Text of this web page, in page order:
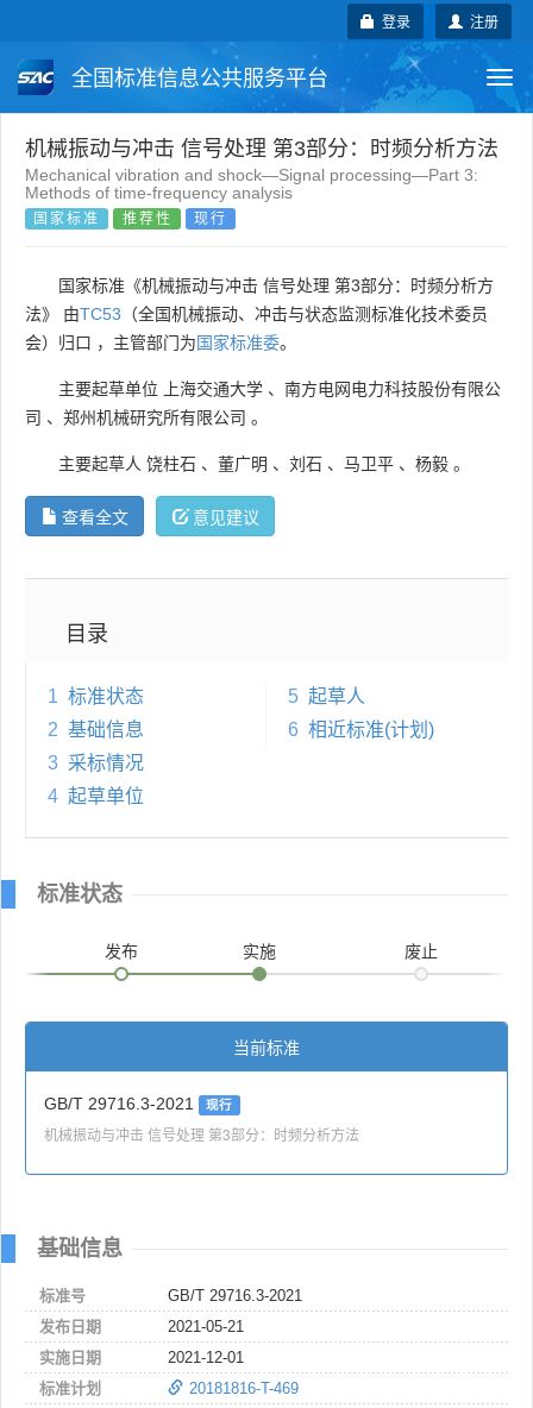
注册
登录
全国标准信息公共服务平台
国家标准 行业标准 地方标准
团体标准 企业标准
机械振动与冲击 信号处理 第3部分：时频分析方法
Mechanical vibration and shock—Signal processing—Part 3:
Methods of time-frequency analysis
国家标准 推荐性 现行
国家标准《机械振动与冲击 信号处理 第3部分：时频分析方
法》 由TC53 （全国机械振动、冲击与状态监测标准化技术委员
会）归口 ，主管部门为国家标准委。
主要起草单位 上海交通大学 、 南方电网电力科技股份有限公
司 、 郑州机械研究所有限公司 。
主要起草人 饶柱石 、 董广明 、 刘石 、 马卫平 、 杨毅 。
查看全文 意见建议
目录
1 标准状态
2 基础信息
3 采标情况
4 起草单位
5 起草人
6 相近标准(计划)
标准状态
发布 实施 废止
当前标准
GB/T 29716.3-2021 现行
机械振动与冲击 信号处理 第3部分：时频分析方法
基础信息
标准号
GB/T 29716.3-2021
发布日期
2021-05-21
实施日期
2021-12-01
标准计划
20181816-T-469